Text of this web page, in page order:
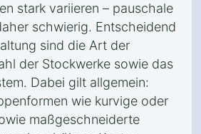
stark variieren – pauschale
schwierig. Entscheidend
sind die Art der
der Stockwerke sowie das
Dabei gilt allgemein:
wie kurvige oder
maßgeschneiderte